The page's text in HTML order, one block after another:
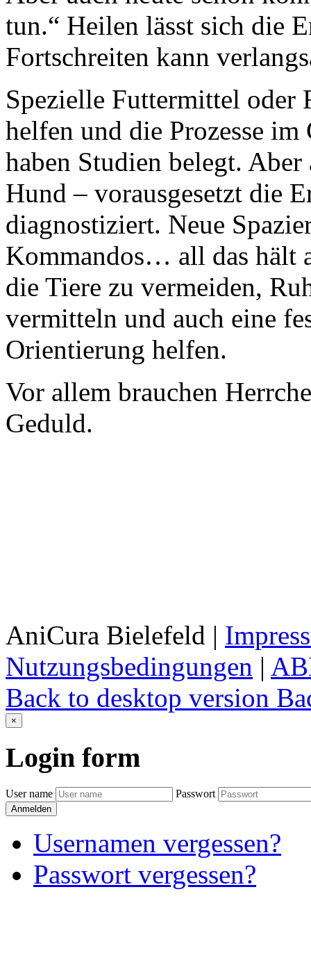
tun.“ Heilen lässt sich die
Fortschreiten kann
Spezielle Futtermittel oder
helfen und die Prozesse
haben Studien belegt.
Hund – vorausgesetzt die
diagnostiziert. Neue
Kommandos… all das hält
die Tiere zu vermeiden,
vermitteln und auch eine
Orientierung helfen.
Vor allem brauchen
Geduld.
AniCura Bielefeld |
Nutzungsbedingungen |
Back to desktop version
×
Login form
User name Passwort
Anmelden
Usernamen vergessen?
Passwort vergessen?